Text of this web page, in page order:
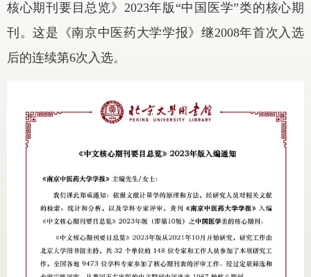
核心期刊要目总览》2023年版“中国医学”类的核心期
刊。这是《南京中医药大学学报》继2008年首次入选
后的连续第6次入选。